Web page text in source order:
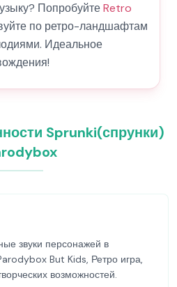
ПопробуйтеRetro
по ретро-ландшафтам
Идеальное
Sprunki(спрунки)
звуки персонажей в
But Kids, Ретро игра,
возможностей.